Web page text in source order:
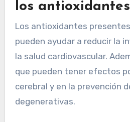
los antioxidantes
Los antioxidantes
pueden ayudar a reducir la
la salud cardiovascular.
que pueden tener efectos
cerebral y en la prevención
degenerativas.